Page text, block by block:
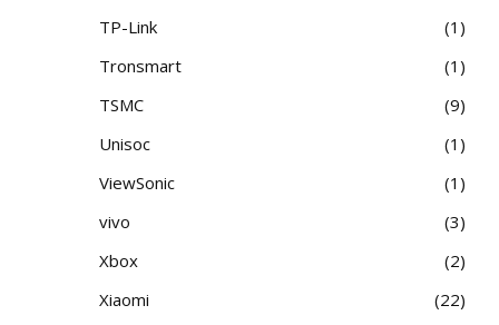
TP-Link
1
Tronsmart
1
TSMC
9
Unisoc
1
ViewSonic
1
vivo
3
Xbox
2
Xiaomi
22